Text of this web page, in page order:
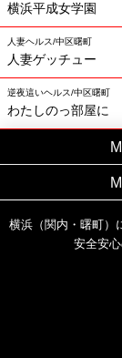
横浜平成女学園
人妻ヘルス/中区曙町
人妻ゲッチュー
逆夜這いヘルス/中区曙町
わたしのっ部屋に
横浜（関内・曙町）
安全安